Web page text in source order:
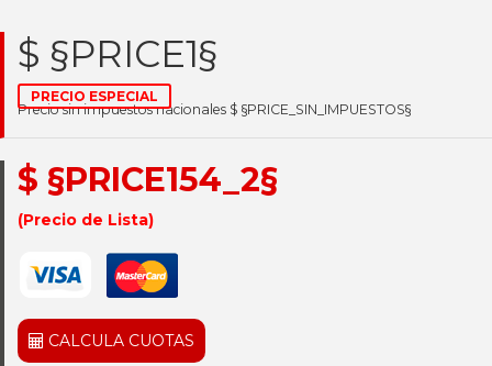
$ §PRICE1§
PRECIO ESPECIAL
Precio sin impuestos nacionales $ §PRICE_SIN_IMPUESTOS§
$ §PRICE154_2§
(Precio de Lista)
CALCULA CUOTAS